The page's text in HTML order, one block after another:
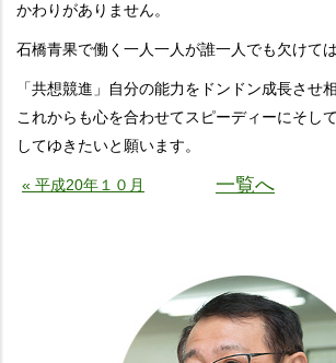
かわりがありません。
石橋青果で働く一人一人が誰一人でも欠けて
「共想競進」自分の能力をドンドン成長させ
これからも心を合わせてスピーディーにそし
してゆきたいと願います。
« 平成20年１０月 一覧へ